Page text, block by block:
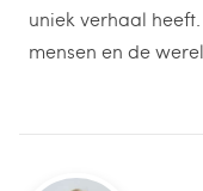
uniek verhaal
mensen en de